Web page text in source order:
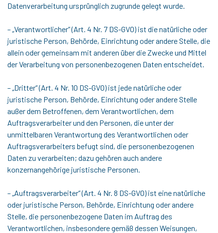
Datenverarbeitung ursprünglich zugrunde gelegt wurde.
– „Verantwortlicher“ (Art. 4 Nr. 7 DS-GVO) ist die natürliche oder
juristische Person, Behörde, Einrichtung oder andere Stelle, die
allein oder gemeinsam mit anderen über die Zwecke und Mittel
der Verarbeitung von personenbezogenen Daten entscheidet.
– „Dritter“ (Art. 4 Nr. 10 DS-GVO) ist jede natürliche oder
juristische Person, Behörde, Einrichtung oder andere Stelle
außer dem Betroffenen, dem Verantwortlichen, dem
Auftragsverarbeiter und den Personen, die unter der
unmittelbaren Verantwortung des Verantwortlichen oder
Auftragsverarbeiters befugt sind, die personenbezogenen
Daten zu verarbeiten; dazu gehören auch andere
konzernangehörige juristische Personen.
– „Auftragsverarbeiter“ (Art. 4 Nr. 8 DS-GVO) ist eine natürliche
oder juristische Person, Behörde, Einrichtung oder andere
Stelle, die personenbezogene Daten im Auftrag des
Verantwortlichen, insbesondere gemäß dessen Weisungen,